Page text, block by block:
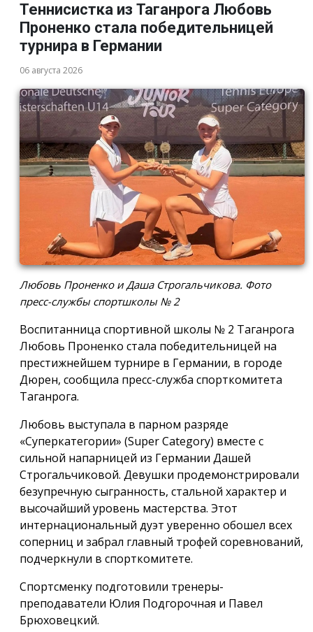
Теннисистка из Таганрога Любовь
Проненко стала победительницей
турнира в Германии
06 августа 2026
Любовь Проненко и Даша Строгальчикова. Фото
пресс-службы спортшколы № 2
Воспитанница спортивной школы № 2 Таганрога
Любовь Проненко стала победительницей на
престижнейшем турнире в Германии, в городе
Дюрен, сообщила пресс-служба спорткомитета
Таганрога.
Любовь выступала в парном разряде
«Суперкатегории» (Super Category) вместе с
сильной напарницей из Германии Дашей
Строгальчиковой. Девушки продемонстрировали
безупречную сыгранность, стальной характер и
высочайший уровень мастерства. Этот
интернациональный дуэт уверенно обошел всех
соперниц и забрал главный трофей соревнований,
подчеркнули в спорткомитете.
Спортсменку подготовили тренеры-
преподаватели Юлия Подгорочная и Павел
Брюховецкий.